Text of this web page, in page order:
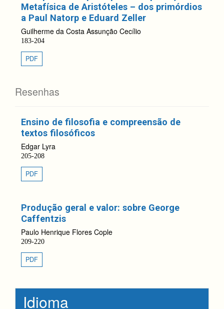
Metafísica de Aristóteles – dos primórdios
a Paul Natorp e Eduard Zeller
Guilherme da Costa Assunção Cecílio
183-204
PDF
Resenhas
Ensino de filosofia e compreensão de
textos filosóficos
Edgar Lyra
205-208
PDF
Produção geral e valor: sobre George
Caffentzis
Paulo Henrique Flores Cople
209-220
PDF
Idioma